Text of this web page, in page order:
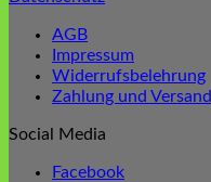
AGB
Impressum
Widerrufsbelehrung
Zahlung und Versand
Social Media
Facebook